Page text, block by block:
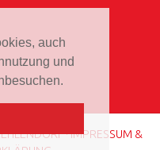
auch
und
·IMPRESSUM &